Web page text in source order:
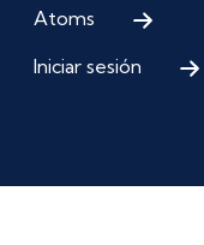
Atoms
Iniciar sesión